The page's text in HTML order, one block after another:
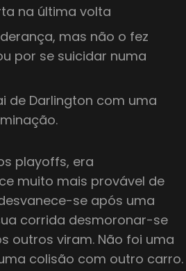
na última volta
mas não o fez
por se suicidar numa
de Darlington com uma
playoffs, era
muito mais provável de
se após uma
corrida desmoronar-se
outros viram. Não foi uma
colisão com outro carro.